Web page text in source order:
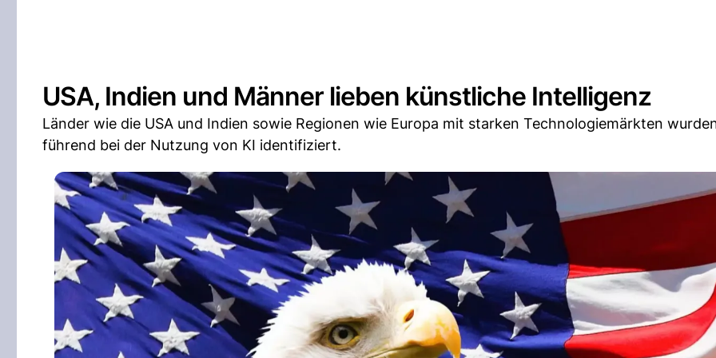
USA, Indien und Männer lieben künstliche Intelligenz
Länder wie die USA und Indien sowie Regionen wie Europa mit starken Technologiemärkten
führend bei der Nutzung von KI identifiziert.